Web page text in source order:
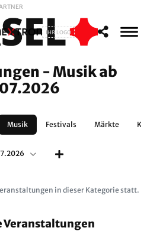
IHR LOGO
- Musik ab
Musik Festivals Märkte
in dieser Kategorie statt.
Veranstaltungen